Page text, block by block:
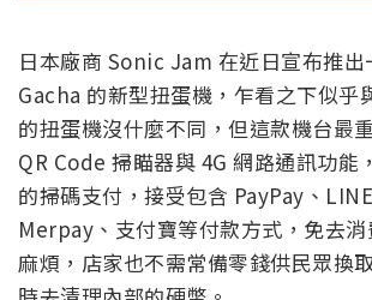
日本廠商 Sonic Jam 在近日宣布推
Gacha 的新型扭蛋機，乍看之下似乎
的扭蛋機沒什麼不同，但這款機台最
QR Code 掃瞄器與 4G 網路通訊功能
的掃碼支付，接受包含 PayPay、
Merpay、支付寶等付款方式，免去
麻煩，店家也不需常備零錢供民眾換